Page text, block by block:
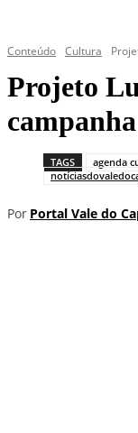
Conteúdo Cultura
Projeto
campanha
TAGS agenda
Por Portal Vale do